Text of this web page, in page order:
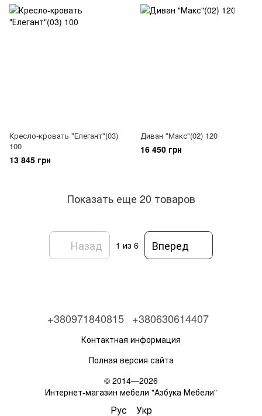
Кресло-кровать "Елегант"(03)
100
13 845 грн
Диван "Макс"(02) 120
16 450 грн
Показать еще 20 товаров
Назад 1 из 6 Вперед
+380971840815 +380630614407
Контактная информация
Полная версия сайта
© 2014—2026
Интернет-магазин мебели "Азбука Мебели"
Рус Укр